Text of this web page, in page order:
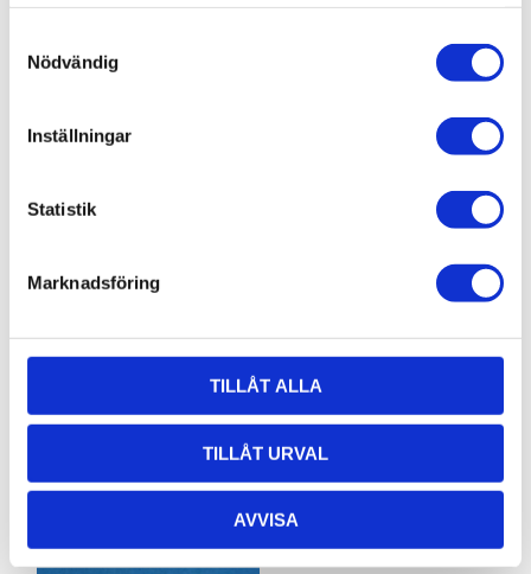
Nödvändig
Inställningar
Statistik
Marknadsföring
TILLÅT ALLA
TILLÅT URVAL
AVVISA
Skruv M5,
Planbricka
BRB 5,3x10fzb, 1st